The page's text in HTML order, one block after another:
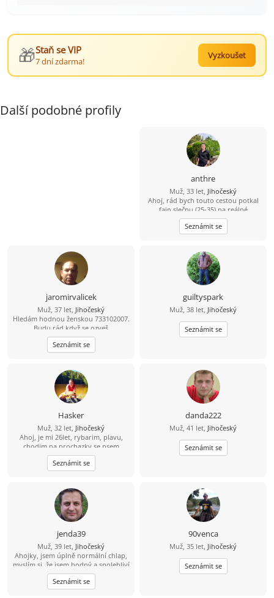
🎁Staň se VIP
7 dní zdarma!
Vyzkoušet
Další podobné profily
anthre
Muž, 33 let, Jihočeský
Ahoj, rád bych touto cestou potkal
fajn slečnu (25-35) na reálné
seznámení. Že se sice jmenuji Dědek,
ale ve svých 33 letech mám do
starého železa ještě daleko. ????
Trhové Sviny – České Budějovice.
Jsem v tomhle realista a hledám
parťačku z okolí, abychom k sobě
neměli dál, než na jedno rozumné
dojetí autem. Jsem spolehlivý chlap,
co nezkazí žádnou srandu a raději
než davy vyhledává klidnější místa.
Když je čas a počasí, sbalím batoh a
jdu na lehčí výlet do přírody, kde si
čistím hlavu a natáčím zajímavá
popovídat, ale i příjemně mlčet.
Dopisování beru jen jako začátek.
Napiš a po pár větách se raději
uvidíme naživo u kafe nebo na
procházce.
Seznámit se
jaromirvalicek
Muž, 37 let, Jihočeský
Hledám hodnou ženskou 733102007.
Budu rád když se ozveš
Seznámit se
guiltyspark
Muž, 38 let, Jihočeský
Seznámit se
Hasker
Muž, 32 let, Jihočeský
Ahoj, je mi 26let, rybarim, plavu,
chodim na prochazky se psem
Seznámit se
danda222
Muž, 41 let, Jihočeský
Seznámit se
jenda39
Muž, 39 let, Jihočeský
Ahojky, jsem úplně normální chlap,
myslím si, že jsem hodný a spolehliví
a že nezkazím žádnou srandu.
Hledám k sobě partnerku na
společnou a pohodovou cestu
Seznámit se
90venca
Muž, 35 let, Jihočeský
Seznámit se